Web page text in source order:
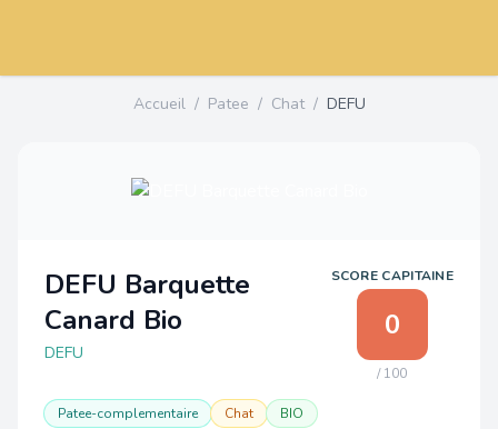
Accueil / Patee / Chat / DEFU
DEFU Barquette
Canard Bio
DEFU
SCORE CAPITAINE
0
/ 100
Patee-complementaire Chat BIO